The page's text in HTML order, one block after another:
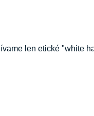
len etické "white